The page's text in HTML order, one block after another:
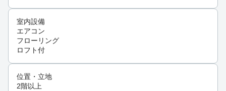
室内設備
エアコン
フローリング
ロフト付
位置・立地
2階以上